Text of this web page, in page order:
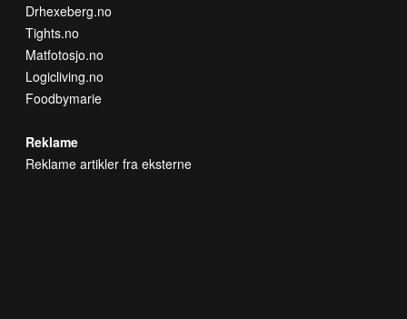
Drhexeberg.no
Tights.no
Matfotosjo.no
Logicliving.no
Foodbymarie
Reklame
Reklame artikler fra eksterne